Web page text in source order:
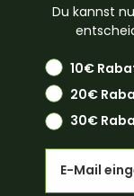
Du kannst
10€
20€
30€